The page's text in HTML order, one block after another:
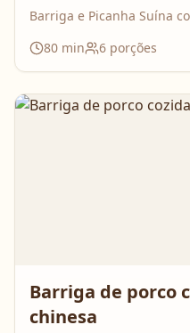
Barriga e Picanha Suína
80 min 6 porções
Barriga de porco
chinesa